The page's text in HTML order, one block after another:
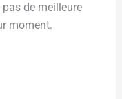
pas de meilleure
moment.